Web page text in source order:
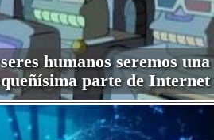
humanos seremos una
parte de Internet